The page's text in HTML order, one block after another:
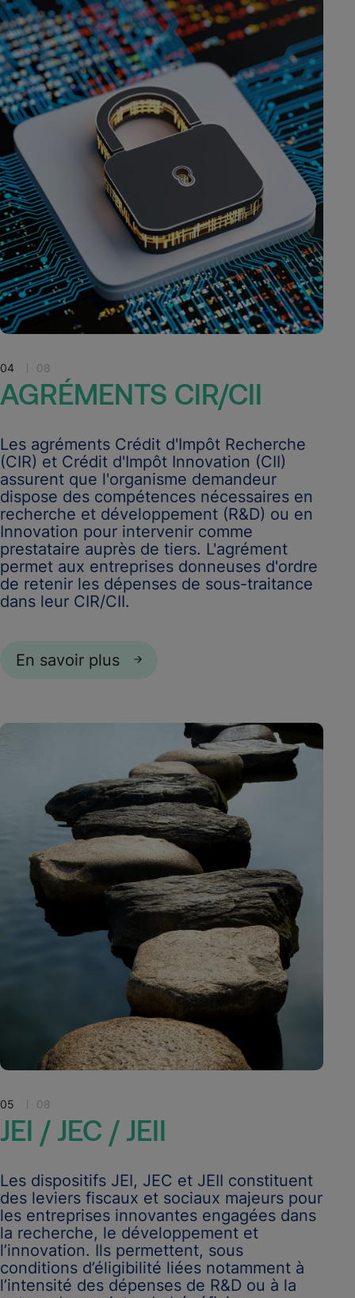
04 08
AGRÉMENTS CIR/CII
Les agréments Crédit d'Impôt Recherche
(CIR) et Crédit d'Impôt Innovation (CII)
assurent que l'organisme demandeur
dispose des compétences nécessaires en
recherche et développement (R&D) ou en
Innovation pour intervenir comme
prestataire auprès de tiers. L'agrément
permet aux entreprises donneuses d'ordre
de retenir les dépenses de sous-traitance
dans leur CIR/CII.
En savoir plus
05 08
JEI / JEC / JEII
Les dispositifs JEI, JEC et JEII constituent
des leviers fiscaux et sociaux majeurs pour
les entreprises innovantes engagées dans
la recherche, le développement et
l’innovation. Ils permettent, sous
conditions d’éligibilité liées notamment à
l’intensité des dépenses de R&D ou à la